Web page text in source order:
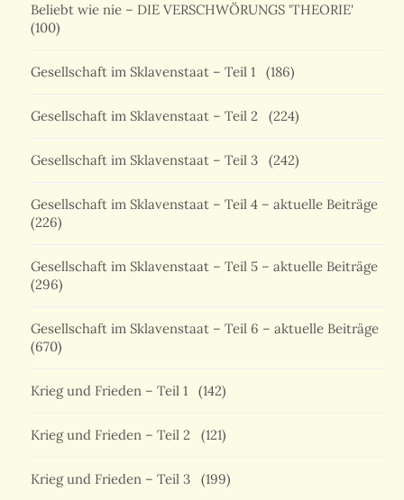
Beliebt wie nie – DIE VERSCHWÖRUNGS 'THEORIE'
(100)
Gesellschaft im Sklavenstaat – Teil 1 (186)
Gesellschaft im Sklavenstaat – Teil 2 (224)
Gesellschaft im Sklavenstaat – Teil 3 (242)
Gesellschaft im Sklavenstaat – Teil 4 – aktuelle Beiträge
(226)
Gesellschaft im Sklavenstaat – Teil 5 – aktuelle Beiträge
(296)
Gesellschaft im Sklavenstaat – Teil 6 – aktuelle Beiträge
(670)
Krieg und Frieden – Teil 1 (142)
Krieg und Frieden – Teil 2 (121)
Krieg und Frieden – Teil 3 (199)